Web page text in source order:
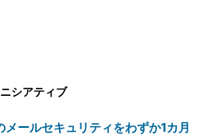
シアティブ
ールセキュリティをわずか1カ月